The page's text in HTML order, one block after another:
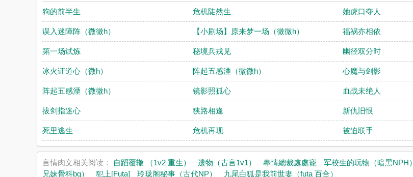
狗的前半生 危机陡然生 她虎口夺人
误入迷障阵（微微h） 【小剧场】原来梦一场（微微h） 福祸亦相依
第一场试炼 秘境兵戎见 幽径双分时
冰火证道心（微h） 阵起五感湮（微微h） 心魔与剑影
阵起五感湮（微微h） 镜影照孤心 血战未绝人
拔剑指迷心 狭路相逢 新仇旧恨
死里逃生 危机再现 被迫联手
言情肉文相关阅读： 自蹈覆辙 （1v2 重生） 遗物（古言1v1） 專情總裁處處寵 军校生的玩物（暗黑NPH）
兄妹骨科bg）
犯上[Futa] 玲珑阁秘事（古代NP） 九尾白狐是我前世妻（futa 百合）